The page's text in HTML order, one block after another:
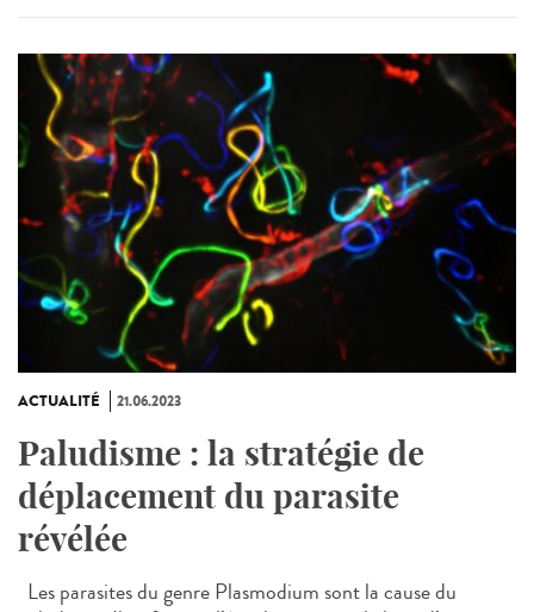
ACTUALITÉ 21.06.2023
Paludisme : la stratégie de
déplacement du parasite
révélée
Les parasites du genre Plasmodium sont la cause du